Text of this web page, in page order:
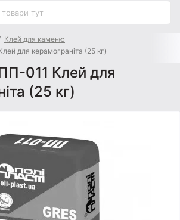
Клей для каменю
для керамограніта (25 кг)
011 Клей для
(25 кг)